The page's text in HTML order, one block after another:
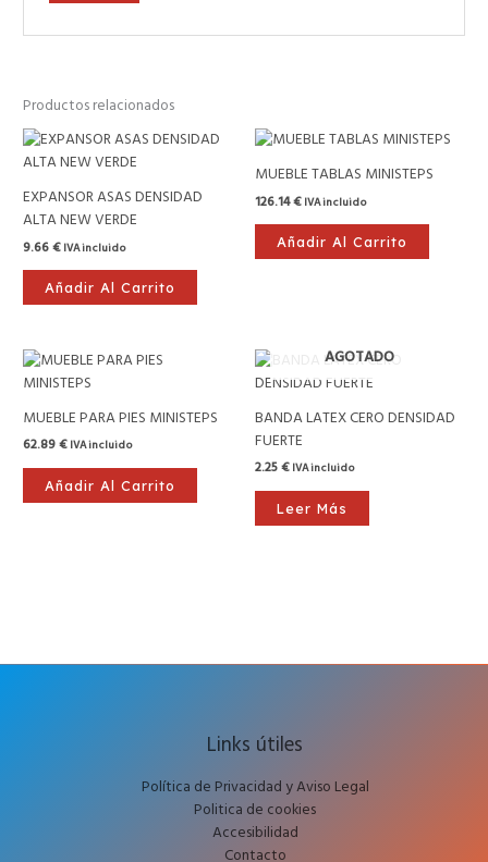
Productos relacionados
EXPANSOR ASAS DENSIDAD
ALTA NEW VERDE
9.66€ IVA incluido
Añadir Al Carrito
MUEBLE TABLAS MINISTEPS
126.14€ IVA incluido
Añadir Al Carrito
MUEBLE PARA PIES MINISTEPS
62.89€ IVA incluido
Añadir Al Carrito
AGOTADO
BANDA LATEX CERO DENSIDAD
FUERTE
2.25€ IVA incluido
Leer Más
Links útiles
Política de Privacidad y Aviso Legal
Politica de cookies
Accesibilidad
Contacto